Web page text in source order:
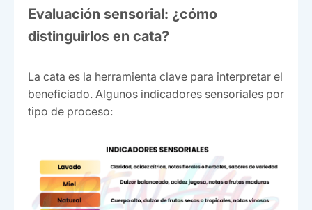
Evaluación sensorial: ¿cómo
distinguirlos en cata?
La cata es la herramienta clave para interpretar el
beneficiado. Algunos indicadores sensoriales por
tipo de proceso: